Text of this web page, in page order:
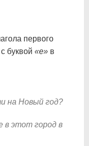
первого
буквой «е» в
на Новый год?
в этот город в